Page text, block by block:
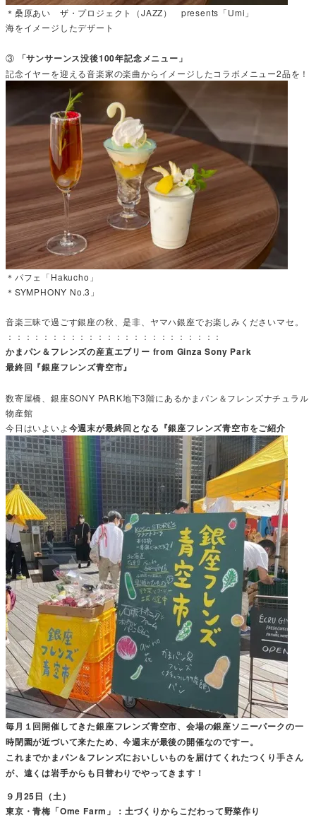
＊桑原あい ザ・プロジェクト（JAZZ） presents「Umi」
海をイメージしたデザート
③ 「サンサーンス没後100年記念メニュー」
記念イヤーを迎える音楽家の楽曲からイメージしたコラボメニュー2品を！
＊パフェ「Hakucho」
＊SYMPHONY No.3」
音楽三昧で過ごす銀座の秋、是非、ヤマハ銀座でお楽しみくださいマセ。
：：：：：：：：：：：：：：：：：：：：：：：：
かまパン＆フレンズの産直エブリー from Ginza Sony Park
最終回『銀座フレンズ青空市』
数寄屋橋、銀座SONY PARK地下3階にあるかまパン＆フレンズナチュラル
物産館
今日はいよいよ今週末が最終回となる『銀座フレンズ青空市をご紹介
毎月１回開催してきた銀座フレンズ青空市、会場の銀座ソニーパークの一
時閉園が近づいて来たため、今週末が最後の開催なのですー。
これまでかまパン＆フレンズにおいしいものを届けてくれたつくり手さん
が、遠くは岩手からも日替わりでやってきます！
９月25日（土）
東京・青梅「Ome Farm」：土づくりからこだわって野菜作り